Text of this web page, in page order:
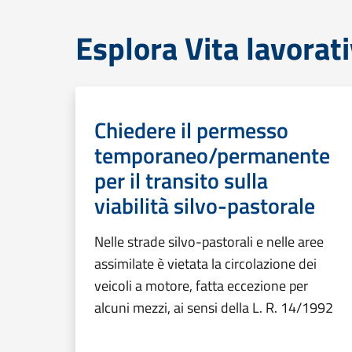
Esplora Vita
Chiedere il permesso
temporaneo/permanente
per il transito sulla
viabilità silvo-pastorale
Nelle strade silvo-pastorali e nelle aree
assimilate è vietata la circolazione dei
veicoli a motore, fatta eccezione per
alcuni mezzi, ai sensi della L. R. 14/1992